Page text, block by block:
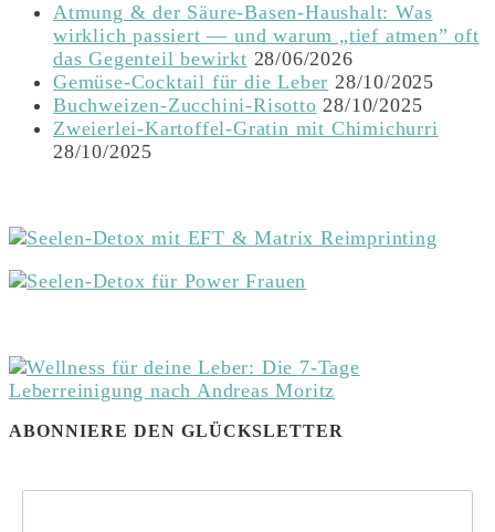
Atmung & der Säure-Basen-Haushalt: Was
wirklich passiert — und warum „tief atmen” oft
das Gegenteil bewirkt 28/06/2026
Gemüse-Cocktail für die Leber 28/10/2025
Buchweizen-Zucchini-Risotto 28/10/2025
Zweierlei-Kartoffel-Gratin mit Chimichurri
28/10/2025
ABONNIERE DEN GLÜCKSLETTER